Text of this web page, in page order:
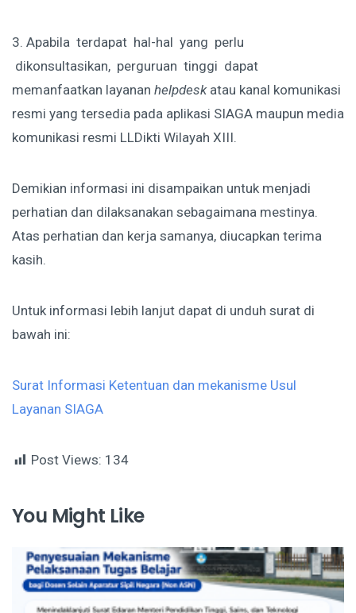
3. Apabila terdapat hal-hal yang perlu
dikonsultasikan, perguruan tinggi dapat
memanfaatkan layanan helpdesk atau kanal komunikasi
resmi yang tersedia pada aplikasi SIAGA maupun media
komunikasi resmi LLDikti Wilayah XIII.
Demikian informasi ini disampaikan untuk menjadi
perhatian dan dilaksanakan sebagaimana mestinya.
Atas perhatian dan kerja samanya, diucapkan terima
kasih.
Untuk informasi lebih lanjut dapat di unduh surat di
bawah ini:
Surat Informasi Ketentuan dan mekanisme Usul
Layanan SIAGA
Post Views: 134
You Might Like